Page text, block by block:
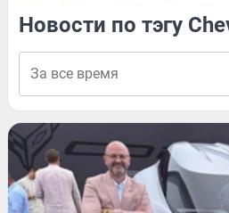
Новости по тэгу